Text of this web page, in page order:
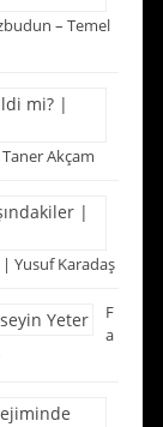
– Temel
Akçam
| Yusuf Karadaş
F
a